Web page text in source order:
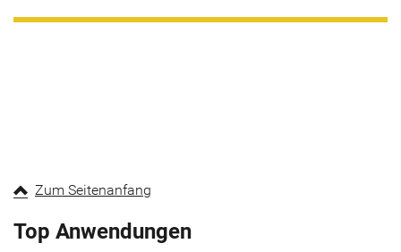
Zum Seitenanfang
Top Anwendungen